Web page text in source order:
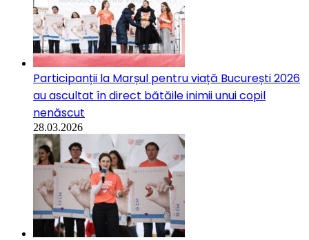
Participanții la Marșul pentru viață București 2026
au ascultat în direct bătăile inimii unui copil
nenăscut
28.03.2026